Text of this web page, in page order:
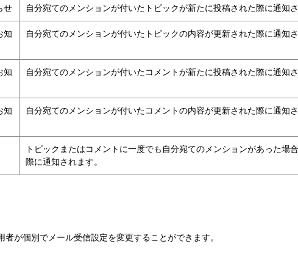
せ 自分宛てのメンションが付いたトピックが新たに投稿された際に通知
知
自分宛てのメンションが付いたトピックの内容が更新された際に通知
知
自分宛てのメンションが付いたコメントが新たに投稿された際に通知
知
自分宛てのメンションが付いたコメントの内容が更新された際に通知
トピックまたはコメントに一度でも自分宛てのメンションがあった場
際に通知されます。
者が個別でメール受信設定を変更することができます。